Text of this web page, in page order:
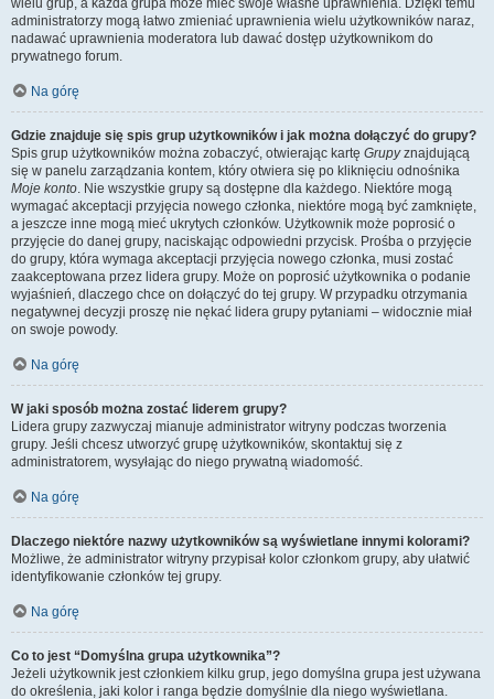
wielu grup, a każda grupa może mieć swoje własne uprawnienia. Dzięki temu
administratorzy mogą łatwo zmieniać uprawnienia wielu użytkowników naraz,
nadawać uprawnienia moderatora lub dawać dostęp użytkownikom do
prywatnego forum.
Na górę
Gdzie znajduje się spis grup użytkowników i jak można dołączyć do grupy?
Spis grup użytkowników można zobaczyć, otwierając kartę Grupyznajdującą
się w panelu zarządzania kontem, który otwiera się po kliknięciu odnośnika
Moje konto. Nie wszystkie grupy są dostępne dla każdego. Niektóre mogą
wymagać akceptacji przyjęcia nowego członka, niektóre mogą być zamknięte,
a jeszcze inne mogą mieć ukrytych członków. Użytkownik może poprosić o
przyjęcie do danej grupy, naciskając odpowiedni przycisk. Prośba o przyjęcie
do grupy, która wymaga akceptacji przyjęcia nowego członka, musi zostać
zaakceptowana przez lidera grupy. Może on poprosić użytkownika o podanie
wyjaśnień, dlaczego chce on dołączyć do tej grupy. W przypadku otrzymania
negatywnej decyzji proszę nie nękać lidera grupy pytaniami – widocznie miał
on swoje powody.
Na górę
W jaki sposób można zostać liderem grupy?
Lidera grupy zazwyczaj mianuje administrator witryny podczas tworzenia
grupy. Jeśli chcesz utworzyć grupę użytkowników, skontaktuj się z
administratorem, wysyłając do niego prywatną wiadomość.
Na górę
Dlaczego niektóre nazwy użytkowników są wyświetlane innymi kolorami?
Możliwe, że administrator witryny przypisał kolor członkom grupy, aby ułatwić
identyfikowanie członków tej grupy.
Na górę
Co to jest “Domyślna grupa użytkownika”?
Jeżeli użytkownik jest członkiem kilku grup, jego domyślna grupa jest używana
do określenia, jaki kolor i ranga będzie domyślnie dla niego wyświetlana.